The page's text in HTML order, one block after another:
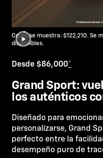
Como se muestra: $122,210. Se
disponibles.
Desde $86,000*
Grand Sport:
los auténticos
Diseñado para
personalizarse, Grand
perfecto entre la
desempeño puro de